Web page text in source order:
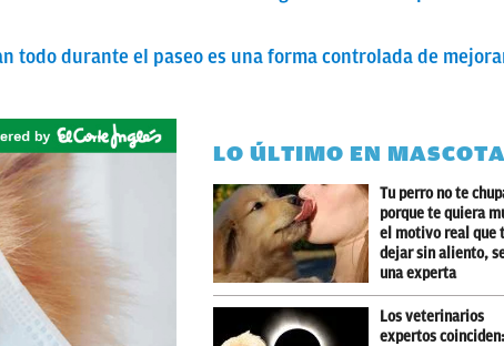
todo durante el paseo es una forma controlada de
LO ÚLTIMO EN
Tu perro no te
porque te quiera
el motivo real que
dejar sin aliento,
una experta
Los veterinarios
expertos